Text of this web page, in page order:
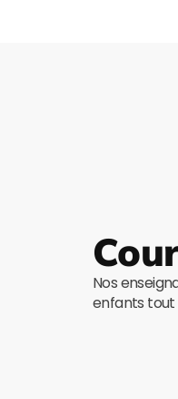
Nos
enfants tout